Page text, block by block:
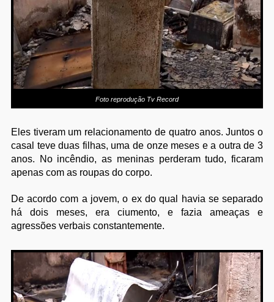
Foto reprodução Tv Record
Eles tiveram um relacionamento de quatro anos. Juntos o
casal teve duas filhas, uma de onze meses e a outra de 3
anos. No incêndio, as meninas perderam tudo, ficaram
apenas com as roupas do corpo.
De acordo com a jovem, o ex do qual havia se separado
há dois meses, era ciumento, e fazia ameaças e
agressões verbais constantemente.